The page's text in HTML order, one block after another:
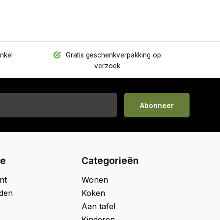
Gratis geschenkverpakking op
verzoek
Abonneer
Categorieën
Wonen
Koken
Aan tafel